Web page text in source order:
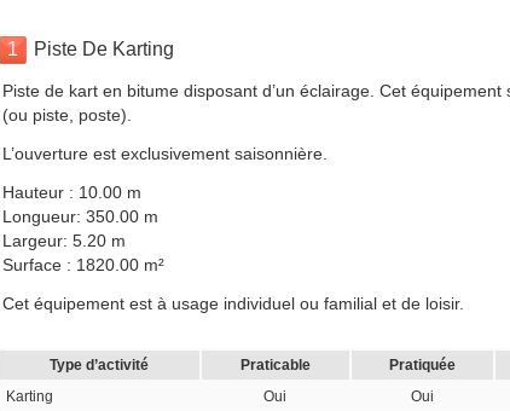
1 Piste De Karting
Piste de kart en bitume disposant d’un éclairage. Cet
(ou piste, poste).
L’ouverture est exclusivement saisonnière.
Hauteur : 10.00 m
Longueur: 350.00 m
Largeur: 5.20 m
Surface : 1820.00 m²
Cet équipement est à usage individuel ou familial et de loisir.
Type d’activité Praticable Pratiquée
Karting
Oui Oui